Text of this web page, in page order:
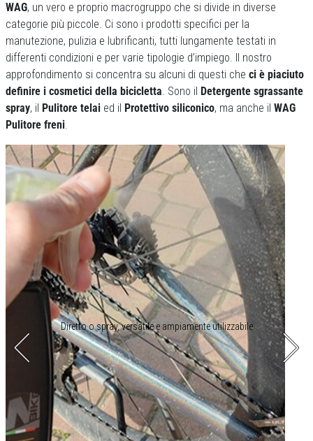
WAG, un vero e proprio macrogruppo che si divide in diverse
categorie più piccole. Ci sono i prodotti specifici per la
manutezione, pulizia e lubrificanti, tutti lungamente testati in
differenti condizioni e per varie tipologie d’impiego. Il nostro
approfondimento si concentra su alcuni di questi che ci è piaciuto
definire i cosmetici della bicicletta. Sono il Detergente sgrassante
spray, il Pulitore telai ed il Protettivo siliconico, ma anche il WAG
Pulitore freni.
Diretto o spray, versatile e ampiamente utilizzabile